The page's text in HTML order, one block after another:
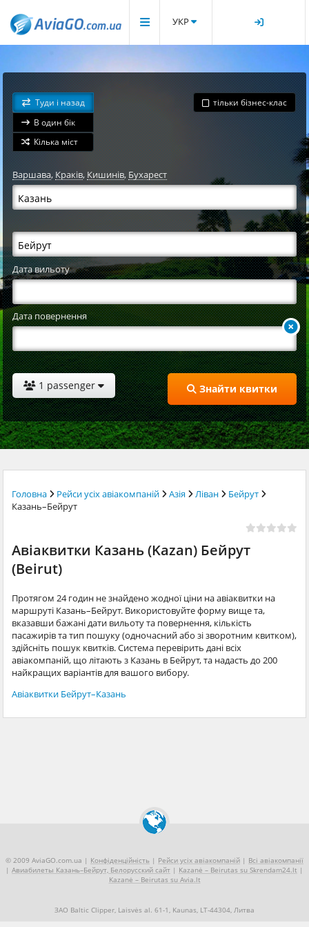
УКР
Туди і назад
В один бік
Кілька міст
тільки бізнес-клас
Варшава, Краків,Кишинів,Бухарест
Дата вильоту
Дата повернення
1 passenger Знайти квитки
Головна Рейси усіх авіакомпаній Азія Ліван
Бейрут
Казань–Бейрут
Авіаквитки Казань (Kazan) Бейрут
(Beirut)
Протягом 24 годин не знайдено жодної ціни на авіаквитки на
маршруті Казань–Бейрут. Використовуйте форму вище та,
вказавши бажані дати вильоту та повернення, кількість
пасажирів та тип пошуку (одночасний або зі зворотним квитком),
здійсніть пошук квитків. Система перевірить дані всіх
авіакомпаній, що літають з Казань в Бейрут, та надасть до 200
найкращих варіантів для вашого вибору.
Авіаквитки Бейрут–Казань
© 2009 AviaGO.com.ua | Конфіденційність | Рейси усіх авіакомпаній | Всі авіакомпанії
| Авиабилеты Казань–Бейрут, Белорусский сайт | Kazanė – Beirutas su Skrendam24.lt |
Kazanė – Beirutas su Avia.lt
ЗАО Baltic Clipper, Laisvės al. 61-1, Kaunas, LT-44304, Литва